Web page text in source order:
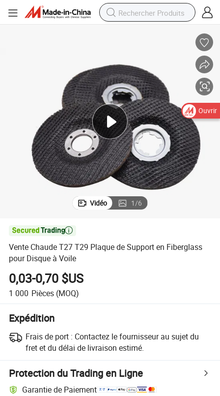
Vidéo 1/6

Vente Chaude T27 T29 Plaque de Support en Fiberglass
pour Disque à Voile
0,03-0,70 $US
1 000 Pièces (MOQ)
Expédition
Frais de port : Contactez le fournisseur au sujet du
fret et du délai de livraison estimé.
Protection du Trading en Ligne
Garantie de Paiement
Ouvrir